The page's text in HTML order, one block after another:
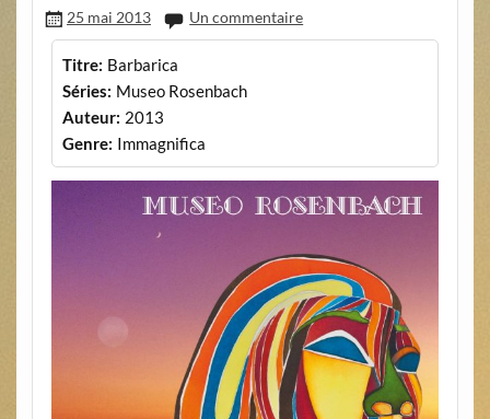
25 mai 2013 Un commentaire
Titre: Barbarica
Séries: Museo Rosenbach
Auteur: 2013
Genre: Immagnifica